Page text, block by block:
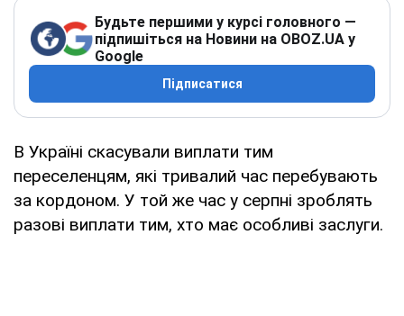
Будьте першими у курсі головного —
підпишіться на Новини на OBOZ.UA у
Google
Підписатися
В Україні скасували виплати тим
переселенцям, які тривалий час перебувають
за кордоном. У той же час у серпні зроблять
разові виплати тим, хто має особливі заслуги.